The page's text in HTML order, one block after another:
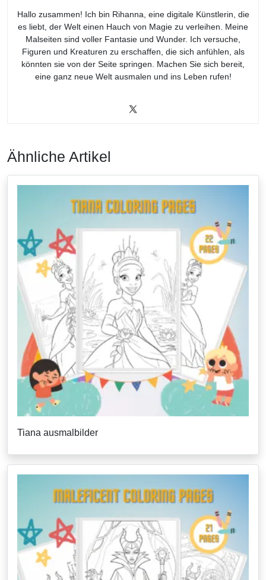
Hallo zusammen! Ich bin Rihanna, eine digitale Künstlerin, die
es liebt, der Welt einen Hauch von Magie zu verleihen. Meine
Malseiten sind voller Fantasie und Wunder. Ich versuche,
Figuren und Kreaturen zu erschaffen, die sich anfühlen, als
könnten sie von der Seite springen. Machen Sie sich bereit,
eine ganz neue Welt ausmalen und ins Leben rufen!
Ähnliche Artikel
Tiana ausmalbilder